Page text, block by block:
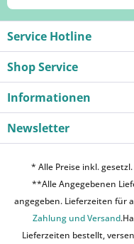
Service Hotline
Shop Service
Informationen
Newsletter
* Alle Preise inkl.
**Alle Angegebenen
angegeben. Lieferzeiten für
Zahlung und Versand
Lieferzeiten bestellt,